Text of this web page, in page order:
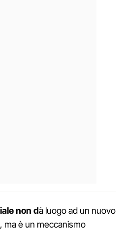
non dà luogo ad un nuovo
è un meccanismo